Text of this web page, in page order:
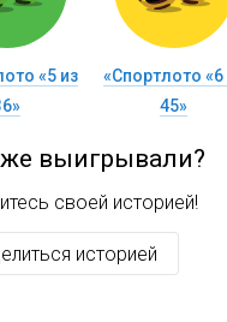
«5 из
«Спортлото «6
45»
выигрывали?
своей историей!
историей